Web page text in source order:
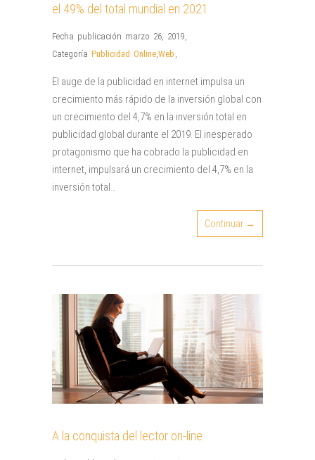
el 49% del total mundial en 2021
Fecha publicación marzo 26, 2019
Categoría Publicidad Online Web
El auge de la publicidad en internet impulsa un
crecimiento más rápido de la inversión global con
un crecimiento del 4,7% en la inversión total en
publicidad global durante el 2019. El inesperado
protagonismo que ha cobrado la publicidad en
internet, impulsará un crecimiento del 4,7% en la
inversión total…
Continuar →
A la conquista del lector on-line